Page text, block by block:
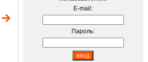
E-mail:
Пароль: